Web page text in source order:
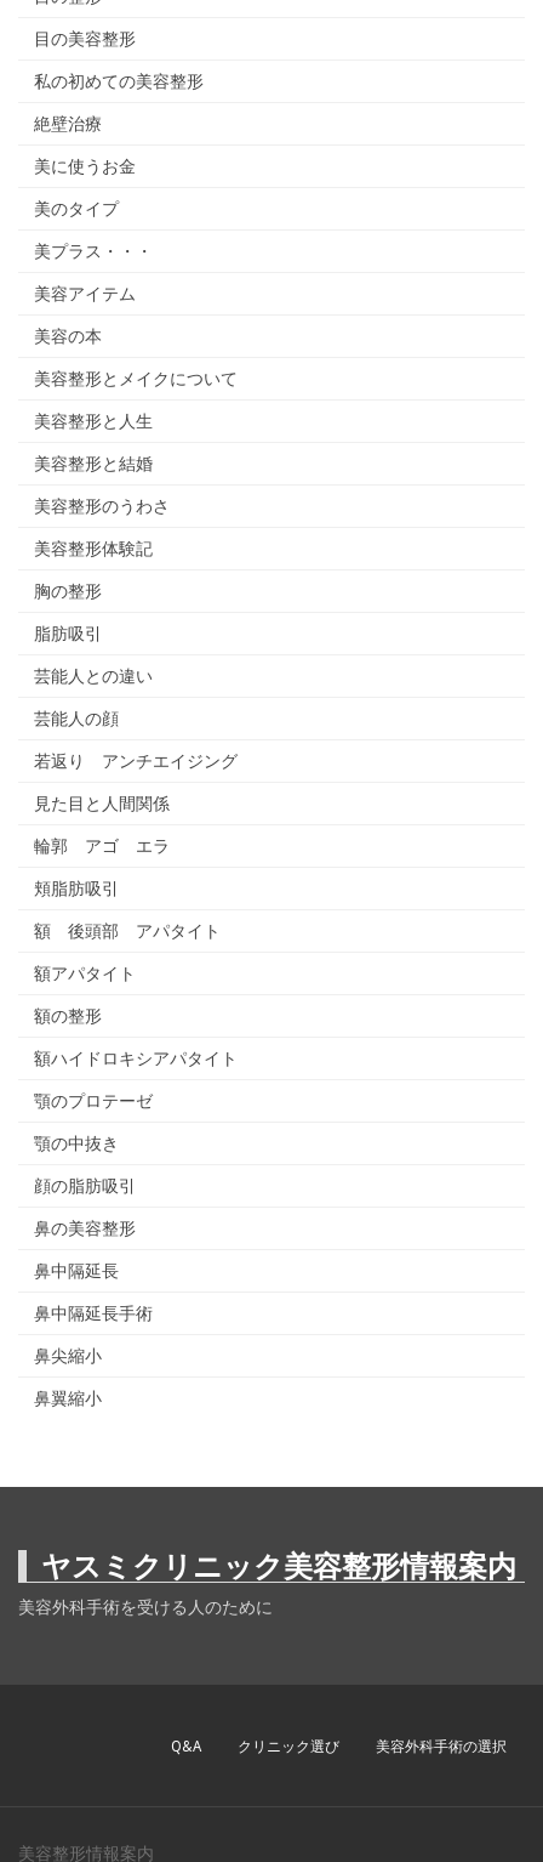
目の美容整形
私の初めての美容整形
絶壁治療
美に使うお金
美のタイプ
美プラス・・・
美容アイテム
美容の本
美容整形とメイクについて
美容整形と人生
美容整形と結婚
美容整形のうわさ
美容整形体験記
胸の整形
脂肪吸引
芸能人との違い
芸能人の顔
若返り アンチエイジング
見た目と人間関係
輪郭 アゴ エラ
頬脂肪吸引
額 後頭部 アパタイト
額アパタイト
額の整形
額ハイドロキシアパタイト
顎のプロテーゼ
顎の中抜き
顔の脂肪吸引
鼻の美容整形
鼻中隔延長
鼻中隔延長手術
鼻尖縮小
鼻翼縮小
ヤスミクリニック美容整形情報案内
美容外科手術を受ける人のために
Q&A クリニック選び 美容外科手術の選択
美容整形情報案内